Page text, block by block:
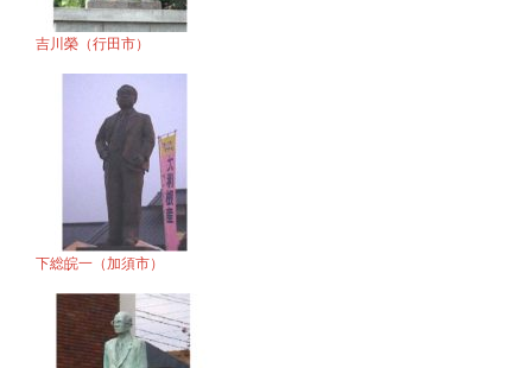
吉川榮（行田市）
下総皖一（加須市）